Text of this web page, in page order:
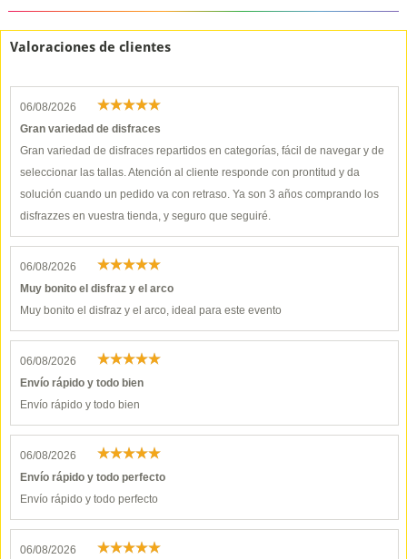
Valoraciones de clientes
06/08/2026
Gran variedad de disfraces
Gran variedad de disfraces repartidos en categorías, fácil de navegar y de
seleccionar las tallas. Atención al cliente responde con prontitud y da
solución cuando un pedido va con retraso. Ya son 3 años comprando los
disfrazzes en vuestra tienda, y seguro que seguiré.
06/08/2026
Muy bonito el disfraz y el arco
Muy bonito el disfraz y el arco, ideal para este evento
06/08/2026
Envío rápido y todo bien
Envío rápido y todo bien
06/08/2026
Envío rápido y todo perfecto
Envío rápido y todo perfecto
06/08/2026